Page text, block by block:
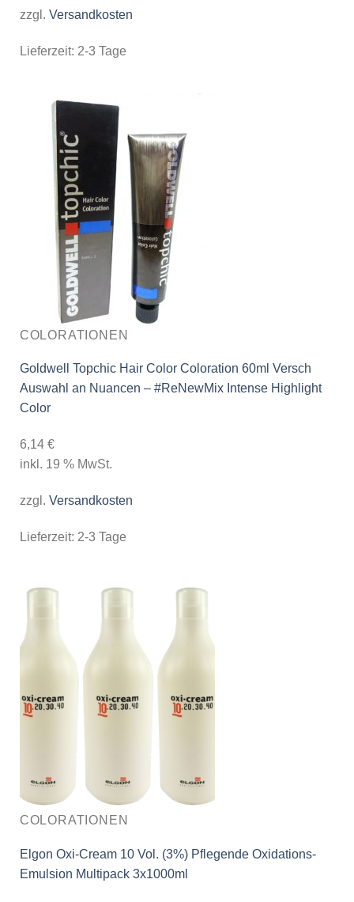
zzgl. Versandkosten
Lieferzeit: 2-3 Tage
COLORATIONEN
Goldwell Topchic Hair Color Coloration 60ml Versch
Auswahl an Nuancen – #ReNewMix Intense Highlight
Color
6,14 €
inkl. 19 % MwSt.
zzgl. Versandkosten
Lieferzeit: 2-3 Tage
COLORATIONEN
Elgon Oxi-Cream 10 Vol. (3%) Pflegende Oxidations-
Emulsion Multipack 3x1000ml